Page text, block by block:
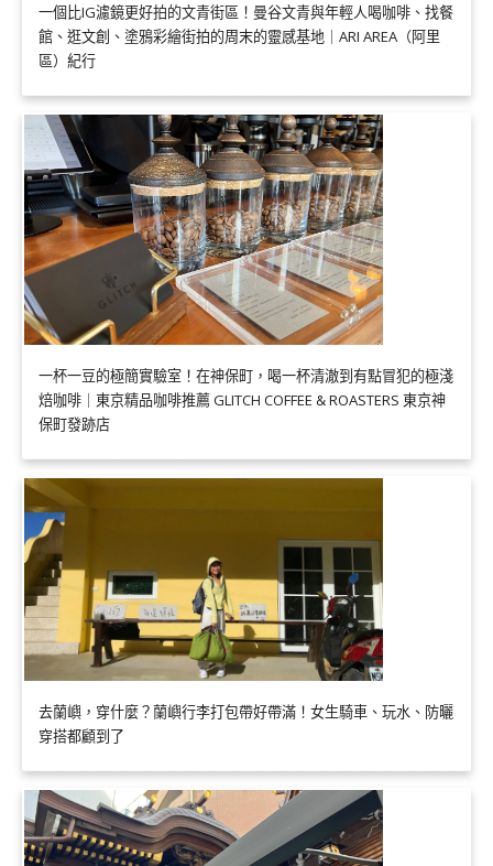
一個比IG濾鏡更好拍的文青街區！曼谷文青與年輕人喝咖啡、找餐
館、逛文創、塗鴉彩繪街拍的周末的靈感基地｜ARI AREA（阿里
區）紀行
一杯一豆的極簡實驗室！在神保町，喝一杯清澈到有點冒犯的極淺
焙咖啡｜東京精品咖啡推薦 GLITCH COFFEE & ROASTERS 東京神
保町發跡店
去蘭嶼，穿什麼？蘭嶼行李打包帶好帶滿！女生騎車、玩水、防曬
穿搭都顧到了